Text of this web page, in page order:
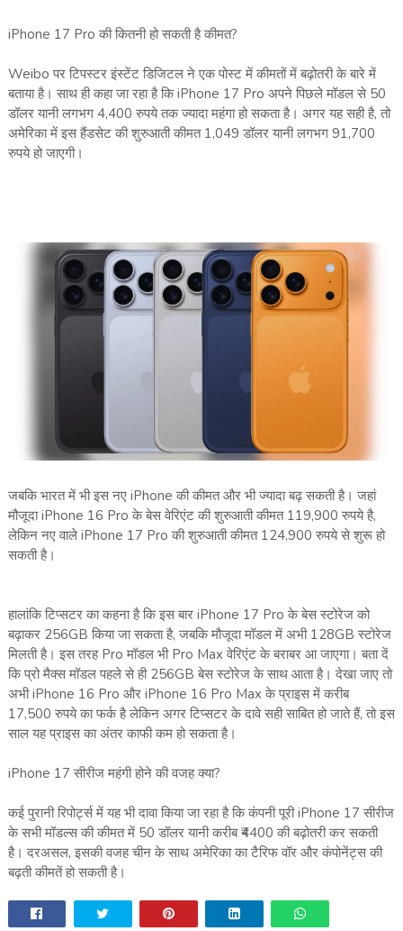
iPhone 17 Pro की कितनी हो सकती है कीमत?
Weibo पर टिपस्टर इंस्टेंट डिजिटल ने एक पोस्ट में कीमतों में बढ़ोतरी के बारे में
बताया है। साथ ही कहा जा रहा है कि iPhone 17 Pro अपने पिछले मॉडल से 50
डॉलर यानी लगभग 4,400 रुपये तक ज्यादा महंगा हो सकता है। अगर यह सही है, तो
अमेरिका में इस हैंडसेट की शुरुआती कीमत 1,049 डॉलर यानी लगभग 91,700
रुपये हो जाएगी।
जबकि भारत में भी इस नए iPhone की कीमत और भी ज्यादा बढ़ सकती है। जहां
मौजूदा iPhone 16 Pro के बेस वेरिएंट की शुरुआती कीमत 119,900 रुपये है,
लेकिन नए वाले iPhone 17 Pro की शुरुआती कीमत 124,900 रुपये से शुरू हो
सकती है।
हालांकि टिप्सटर का कहना है कि इस बार iPhone 17 Pro के बेस स्टोरेज को
बढ़ाकर 256GB किया जा सकता है, जबकि मौजूदा मॉडल में अभी 128GB स्टोरेज
मिलती है। इस तरह Pro मॉडल भी Pro Max वेरिएंट के बराबर आ जाएगा। बता दें
कि प्रो मैक्स मॉडल पहले से ही 256GB बेस स्टोरेज के साथ आता है। देखा जाए तो
अभी iPhone 16 Pro और iPhone 16 Pro Max के प्राइस में करीब
17,500 रुपये का फर्क है लेकिन अगर टिप्सटर के दावे सही साबित हो जाते हैं, तो इस
साल यह प्राइस का अंतर काफी कम हो सकता है।
iPhone 17 सीरीज महंगी होने की वजह क्या?
कई पुरानी रिपोर्ट्स में यह भी दावा किया जा रहा है कि कंपनी पूरी iPhone 17 सीरीज
के सभी मॉडल्स की कीमत में 50 डॉलर यानी करीब ₹4400 की बढ़ोतरी कर सकती
है। दरअसल, इसकी वजह चीन के साथ अमेरिका का टैरिफ वॉर और कंपोनेंट्स की
बढ़ती कीमतें हो सकती है।